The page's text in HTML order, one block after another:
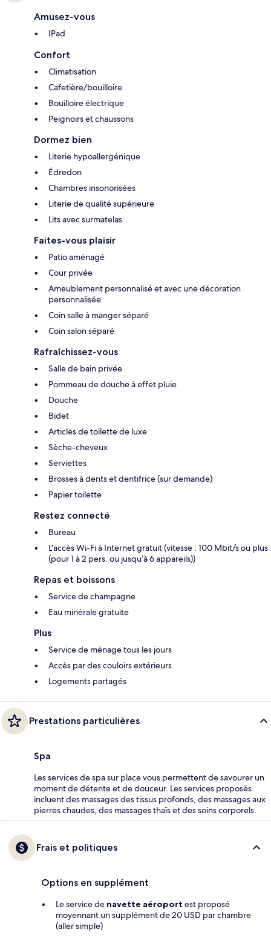
Amusez-vous
IPad
Confort
Climatisation
Cafetière/bouilloire
Bouilloire électrique
Peignoirs et chaussons
Dormez bien
Literie hypoallergénique
Édredon
Chambres insonorisées
Literie de qualité supérieure
Lits avec surmatelas
Faites-vous plaisir
Patio aménagé
Cour privée
Ameublement personnalisé et avec une décoration
personnalisée
Coin salle à manger séparé
Coin salon séparé
Rafraîchissez-vous
Salle de bain privée
Pommeau de douche à effet pluie
Douche
Bidet
Articles de toilette de luxe
Sèche-cheveux
Serviettes
Brosses à dents et dentifrice (sur demande)
Papier toilette
Restez connecté
Bureau
L'accès Wi-Fi à Internet gratuit (vitesse : 100 Mbit/s ou plus
(pour 1 à 2 pers. ou jusqu’à 6 appareils))
Repas et boissons
Service de champagne
Eau minérale gratuite
Plus
Service de ménage tous les jours
Accès par des couloirs extérieurs
Logements partagés
Prestations particulières
Spa
Les services de spa sur place vous permettent de savourer un
moment de détente et de douceur. Les services proposés
incluent des massages des tissus profonds, des massages aux
pierres chaudes, des massages thaïs et des soins corporels.
Frais et politiques
Options en supplément
Le service de navette aéroport est proposé
moyennant un supplément de 20 USD par chambre
(aller simple)